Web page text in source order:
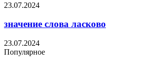
23.07.2024
значение слова ласково
23.07.2024
Популярное